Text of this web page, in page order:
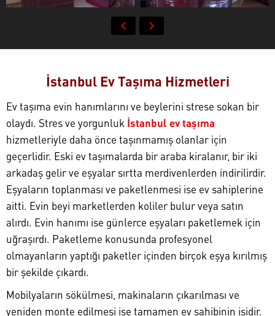
İstanbul Ev Taşıma Hizmetleri
Ev taşıma evin hanımlarını ve beylerini strese sokan bir
olaydı. Stres ve yorgunluk İstanbul ev taşıma
hizmetleriyle daha önce taşınmamış olanlar için
geçerlidir. Eski ev taşımalarda bir araba kiralanır, bir iki
arkadaş gelir ve eşyalar sırtta merdivenlerden indirilirdir.
Eşyaların toplanması ve paketlenmesi ise ev sahiplerine
aitti. Evin beyi marketlerden koliler bulur veya satın
alırdı. Evin hanımı ise günlerce eşyaları paketlemek için
uğraşırdı. Paketleme konusunda profesyonel
olmayanların yaptığı paketler içinden birçok eşya kırılmış
bir şekilde çıkardı.
Mobilyaların sökülmesi, makinaların çıkarılması ve
yeniden monte edilmesi ise tamamen ev sahibinin işidir.